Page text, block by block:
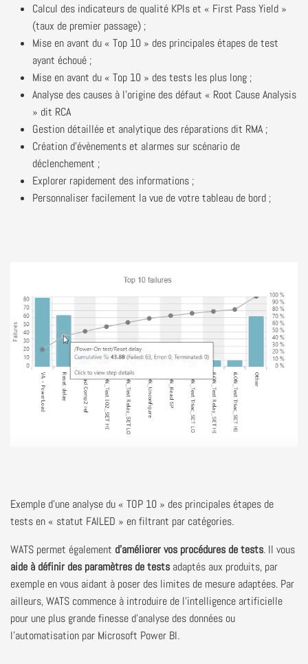
Calcul des indicateurs de qualité KPIs et « First Pass Yield »
(taux de premier passage) ;
Mise en avant du « Top 10 » des principales étapes de test
ayant échoué ;
Mise en avant du « Top 10 » des tests les plus long ;
Analyse des causes à l’origine des défaut « Root Cause Analysis
» dit RCA
Gestion détaillée et analytique des réparations dit RMA ;
Création d’évènements et alarmes sur scénario de
déclenchement ;
Explorer rapidement des informations ;
Personnaliser facilement la vue de votre tableau de bord ;
Exemple d’une analyse du « TOP 10 » des principales étapes de
tests en « statut FAILED » en filtrant par catégories.
WATS permet également d'améliorer vos procédures de tests. Il vous
aide à définir des paramètres de tests adaptés aux produits, par
exemple en vous aidant à poser des limites de mesure adaptées. Par
ailleurs, WATS commence à introduire de l'intelligence artificielle
pour une plus grande finesse d'analyse des données ou
l’automatisation par Microsoft Power BI.